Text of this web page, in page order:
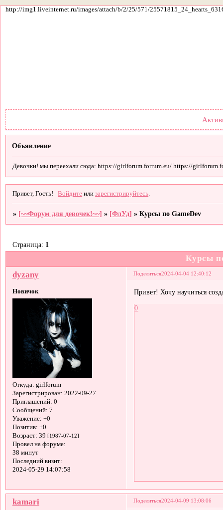
http://img1.liveinternet.ru/images/attach/b/2/25/571/
Объявление
Девочки! мы переехали сюда: https://girlforum.forrum.eu/ https://
Привет, Гость! Войдите илизарегистрируйтесь
» [~~Форум для девочек!~~] » [ФлУд] »Курсы по GameDev
Курсы
Страница: 1
Поделиться2024-04-04 12:40:12
dyzany
Новичок
Откуда: girlforum
Зарегистрирован: 2022-09-27
Приглашений: 0
Сообщений: 7
Уважение: +0
Позитив: +0
Возраст: 39 [1987-07-12]
Провел на форуме:
38 минут
Последний визит:
2024-05-29 14:07:58
Привет! Хочу научиться
0
Поделиться2024-04-09 13:08:06
kamari